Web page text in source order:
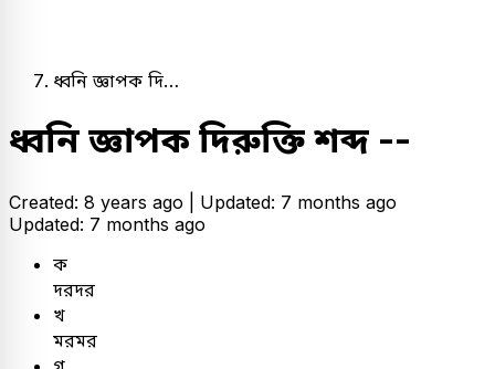
ধ্বনি জ্ঞাপক দি…
ধ্বনি জ্ঞাপক দিরুক্তি শব্দ --
Created: 8 years ago | Updated: 7 months ago
Updated: 7 months ago
ক
দরদর
খ
মরমর